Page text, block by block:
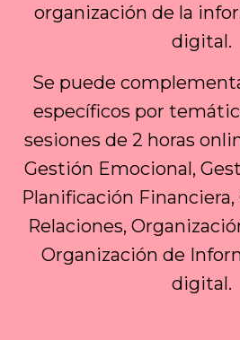
organización de la
digital.
Se puede
específicos por
sesiones de 2 horas
Gestión Emocional,
Planificación
Relaciones,
Organización de
digital.